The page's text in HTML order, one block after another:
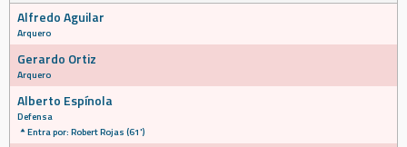
Alfredo Aguilar
Arquero
Gerardo Ortiz
Arquero
Alberto Espínola
Defensa
Entra por: Robert Rojas (61')